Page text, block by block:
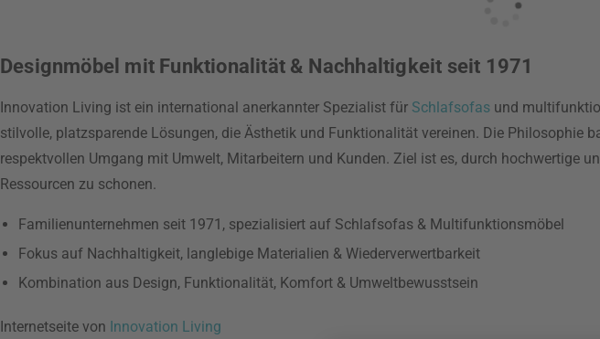
Designmöbel mit Funktionalität & Nachhaltigkeit seit 1971
Innovation Living ist ein international anerkannter Spezialist für Schlafsofas und
stilvolle, platzsparende Lösungen, die Ästhetik und Funktionalität vereinen. Die Philosophie
respektvollen Umgang mit Umwelt, Mitarbeitern und Kunden. Ziel ist es, durch hochwertige
Ressourcen zu schonen.
Familienunternehmen seit 1971, spezialisiert auf Schlafsofas & Multifunktionsmöbel
Fokus auf Nachhaltigkeit, langlebige Materialien & Wiederverwertbarkeit
Kombination aus Design, Funktionalität, Komfort & Umweltbewusstsein
Internetseite von Innovation Living